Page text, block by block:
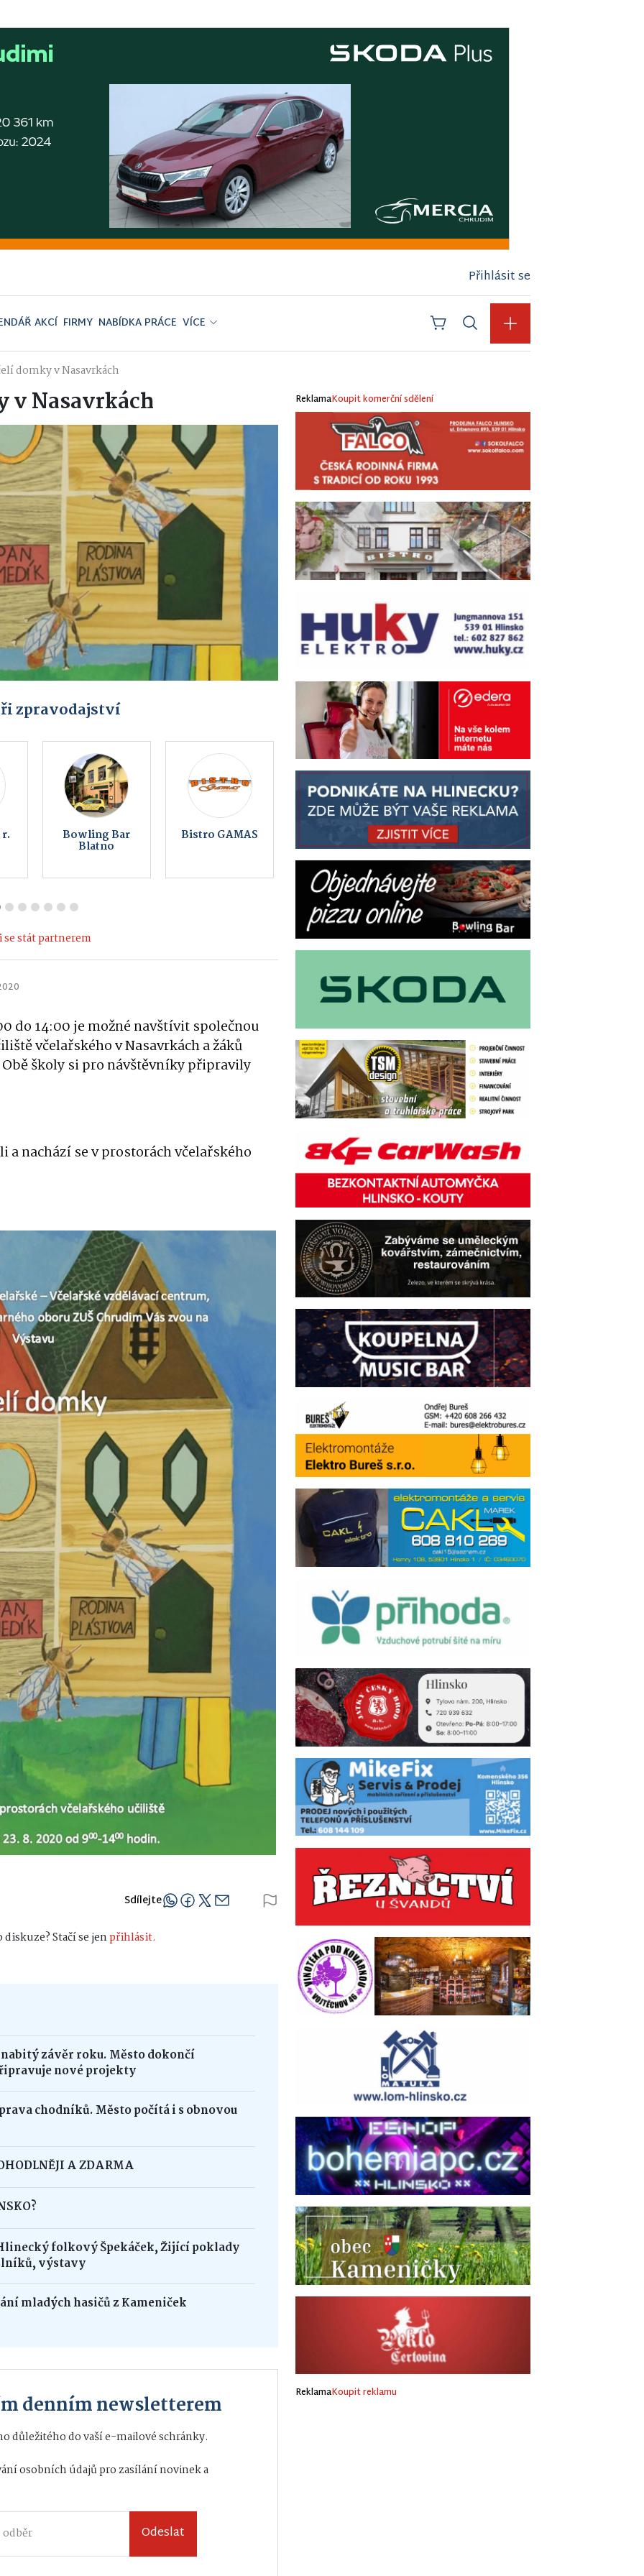
Přihlásit se
AKCÍ FIRMY NABÍDKA PRÁCE VÍCE
domky v Nasavrkách
v Nasavrkách
zpravodajství
Keltský
skanzen
Vaše reklama
se stát partnerem
do 14:00 je možné navštívit společnou
včelařského v Nasavrkách a žáků
školy si pro návštěvníky připravily
a nachází se v prostorách včelařského
Sdílejte
Stačí se jenpřihlásit.
závěr roku. Město dokončí
nové projekty
chodníků. Město počítá i s obnovou
A ZDARMA
folkový Špekáček, Žijící poklady
výstavy
mladých hasičů z Kameniček
denním newsletterem
důležitého do vaší e-mailové schránky.
osobních údajůpro zasílání novinek a
Odeslat
ReklamaKoupit komerční sdělení
ReklamaKoupit reklamu